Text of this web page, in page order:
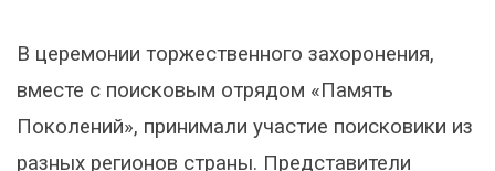
В церемонии торжественного захоронения,
вместе с поисковым отрядом «Память
Поколений», принимали участие поисковики из
разных регионов страны. Представители